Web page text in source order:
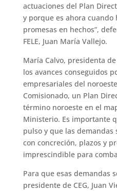
actuaciones del Plan
y porque es ahora cuando
promesas en hechos”,
FELE, Juan María Vallejo.
María Calvo, presidenta
los avances conseguidos
empresariales del
Comisionado, un Plan
término noroeste en el
Ministerio. Es importante
pulso y que las demandas
con concreción, plazos y
imprescindible para
Para que esas demandas
presidente de CEG, Juan